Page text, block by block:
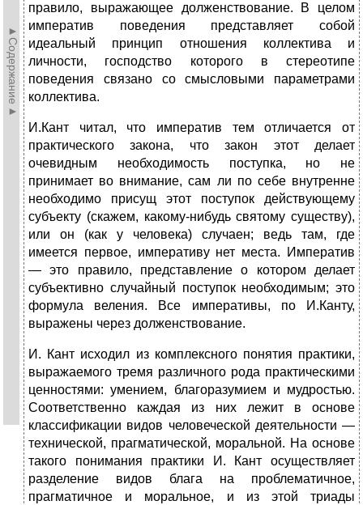
►Содержание►
правило, выражающее долженствование. В целом
императив поведения представляет собой
идеальный принцип от­ношения коллектива и
личности, господство которого в стереотипе
поведения связано со смысловыми параметрами
коллектива.
И.Кант читал, что императив тем отличается от
практического закона, что закон этот делает
очевидным необходимость поступка, но не
принимает во внимание, сам ли по себе внутренне
необходимо присущ этот поступок действующему
субъекту (скажем, какому-нибудь святому существу),
или он (как у человека) случаен; ведь там, где
имеется первое, императиву нет места. Императив
— это правило, представление о котором делает
субъективно случайный поступок необходимым; это
формула веления. Все императивы, по И.Канту,
выражены через долженствование.
И. Кант исходил из комплексного понятия практики,
выражаемого тремя различного рода практическими
ценностями: умением, благо­разумием и мудростью.
Соответственно каждая из них лежит в основе
классификации видов человеческой деятельности —
технической, прагматической, моральной. На основе
такого понимания практики И. Кант осуществляет
разделение видов блага на проблематичное,
прагматичное и моральное, и из этой триады